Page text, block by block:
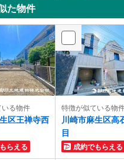
た物件
る物件
区王禅寺西
らえる
特徴が似ている物
川崎市麻生区高
目
成約でもらえる